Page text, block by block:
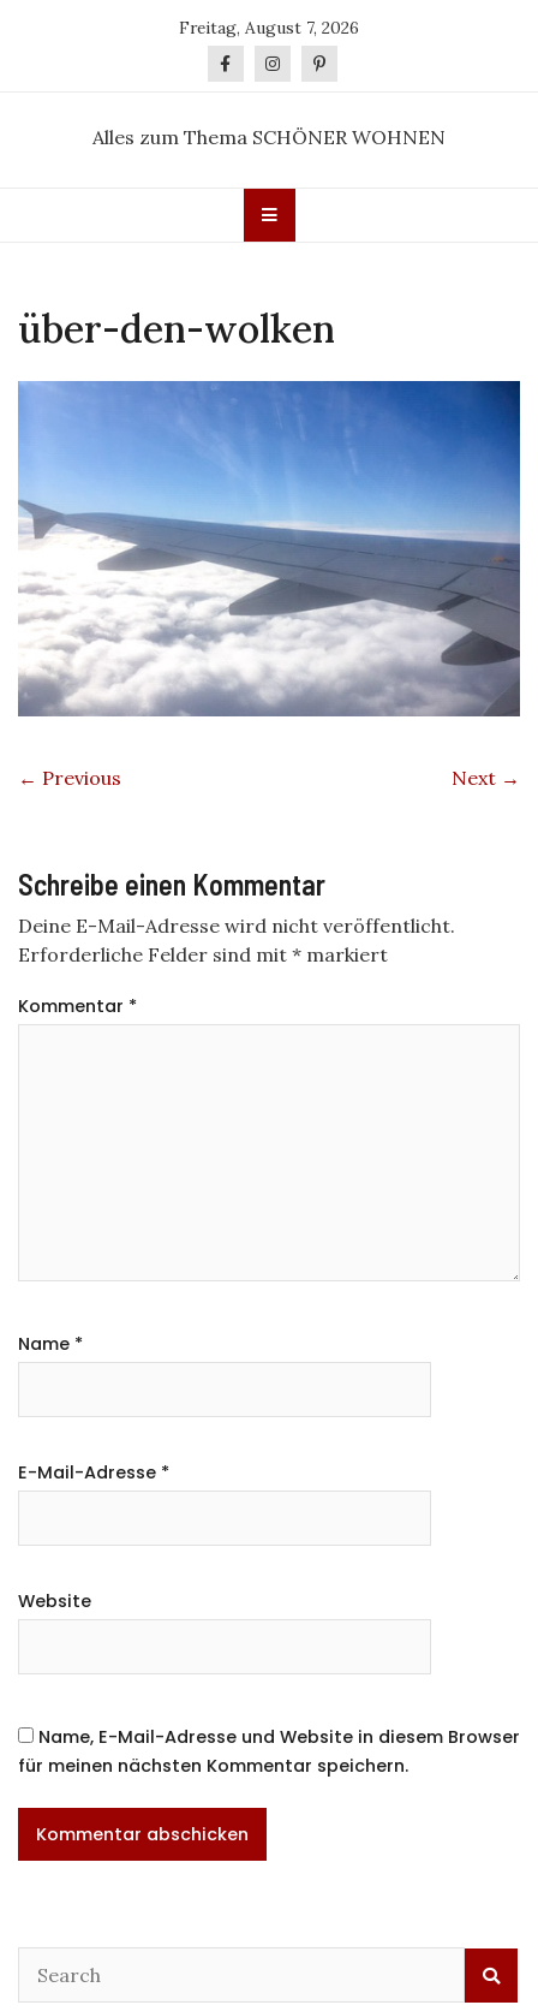
Freitag, August 7, 2026
Alles zum Thema SCHÖNER WOHNEN
über-den-wolken
← Previous Next →
Schreibe einen Kommentar
Deine E-Mail-Adresse wird nicht veröffentlicht.
Erforderliche Felder sind mit * markiert
Kommentar *
Name *
E-Mail-Adresse *
Website
Name, E-Mail-Adresse und Website in diesem Browser
für meinen nächsten Kommentar speichern.